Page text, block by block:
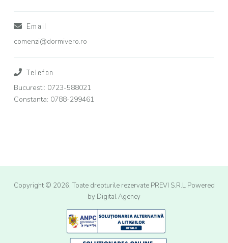
Email
comenzi@dormivero.ro
Telefon
Bucuresti: 0723-588021
Constanta: 0788-299461
Copyright © 2026, Toate drepturile rezervate PREVI S.R.L Powered
by Digital Agency